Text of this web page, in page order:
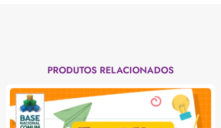
PRODUTOS RELACIONADOS